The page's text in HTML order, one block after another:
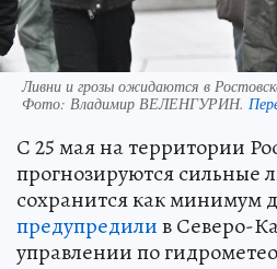
Ливни и грозы ожидаются в
Фото: Владимир ВЕЛЕНГУРИН.
С 25 мая на территории
прогнозируются сильные
сохранится как минимум
предупредилив Северо-
управлении по